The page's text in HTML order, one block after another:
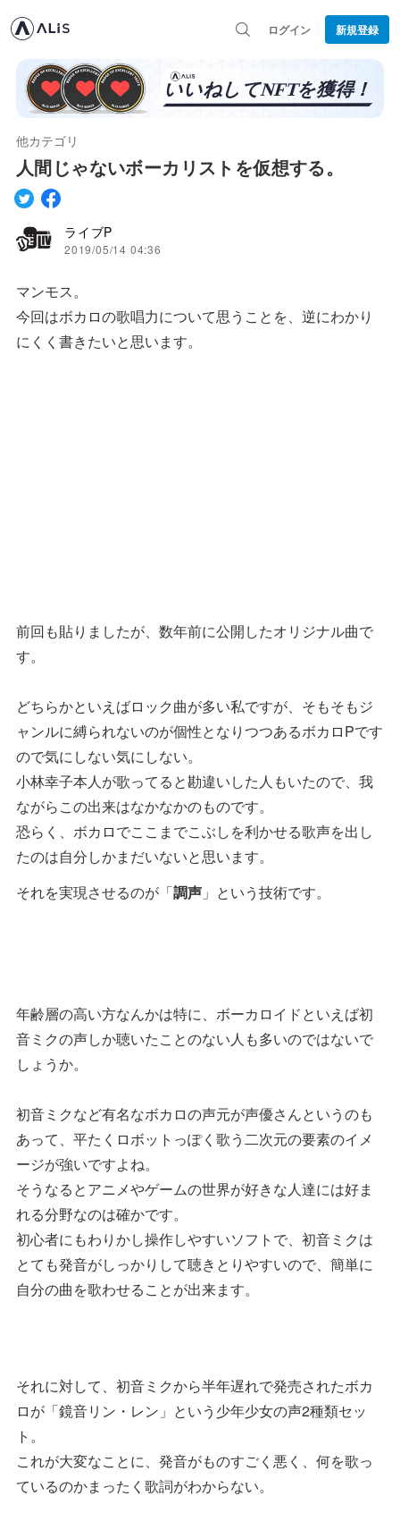
ログイン 新規登録
他カテゴリ
人間じゃないボーカリストを仮想する。
ライブP
2019/05/14 04:36
マンモス。
今回はボカロの歌唱力について思うことを、逆にわかり
にくく書きたいと思います。
前回も貼りましたが、数年前に公開したオリジナル曲で
す。
どちらかといえばロック曲が多い私ですが、そもそもジ
ャンルに縛られないのが個性となりつつあるボカロPです
ので気にしない気にしない。
小林幸子本人が歌ってると勘違いした人もいたので、我
ながらこの出来はなかなかのものです。
恐らく、ボカロでここまでこぶしを利かせる歌声を出し
たのは自分しかまだいないと思います。
それを実現させるのが「調声 」という技術です。
年齢層の高い方なんかは特に、ボーカロイドといえば初
音ミクの声しか聴いたことのない人も多いのではないで
しょうか。
初音ミクなど有名なボカロの声元が声優さんというのも
あって、平たくロボットっぽく歌う二次元の要素のイメ
ージが強いですよね。
そうなるとアニメやゲームの世界が好きな人達には好ま
れる分野なのは確かです。
初心者にもわりかし操作しやすいソフトで、初音ミクは
とても発音がしっかりして聴きとりやすいので、簡単に
自分の曲を歌わせることが出来ます。
それに対して、初音ミクから半年遅れで発売されたボカ
ロが「鏡音リン・レン」という少年少女の声2種類セッ
ト。
これが大変なことに、発音がものすごく悪く、何を歌っ
ているのかまったく歌詞がわからない。